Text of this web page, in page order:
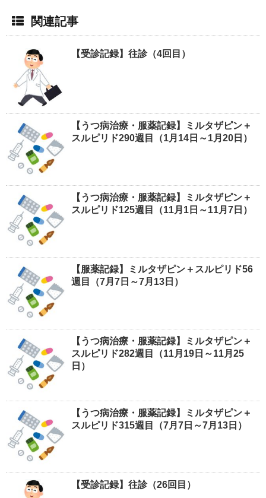
関連記事
【受診記録】往診（4回目）
【うつ病治療・服薬記録】ミルタザピン＋
スルピリド290週目（1月14日～1月20日）
【うつ病治療・服薬記録】ミルタザピン＋
スルピリド125週目（11月1日～11月7日）
【服薬記録】ミルタザピン＋スルピリド56
週目（7月7日～7月13日）
【うつ病治療・服薬記録】ミルタザピン＋
スルピリド282週目（11月19日～11月25
日）
【うつ病治療・服薬記録】ミルタザピン＋
スルピリド315週目（7月7日～7月13日）
【受診記録】往診（26回目）